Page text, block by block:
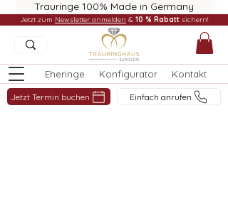
Trauringe 100% Made in Germany
Eheringe Konfigurator Kontakt
Jetzt Termin buchen Einfach anrufen
Jetzt zum Newsletter anmelden & 10 % Rabatt sichern!